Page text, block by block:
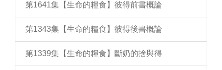
第1641集【生命的糧食】彼得前書概論
第1343集【生命的糧食】彼得後書概論
第1339集【生命的糧食】斷奶的捨與得